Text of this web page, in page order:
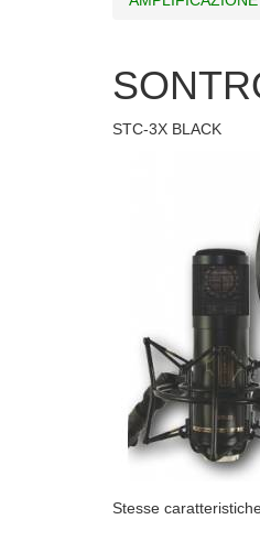
STC-3X BLACK
Stesse